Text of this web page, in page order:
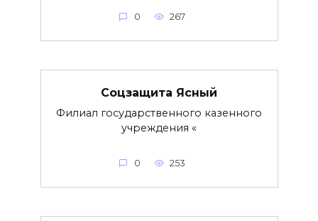
0 267
Соцзащита Ясный
Филиал государственного казенного
учреждения «
0 253